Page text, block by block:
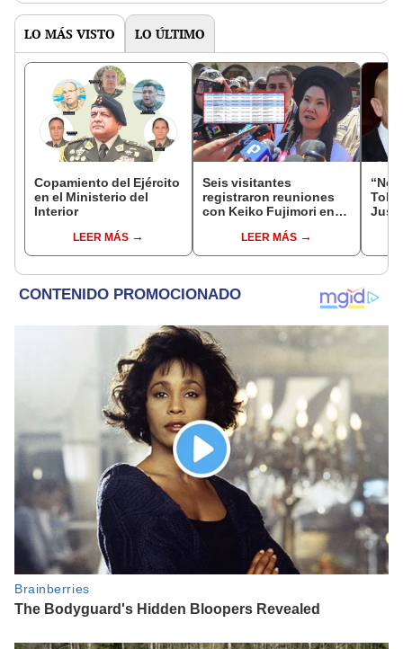
LO MÁS VISTO LO ÚLTIMO
Copamiento del Ejército
en el Ministerio del
Interior
LEER MÁS
Seis visitantes
registraron reuniones
con Keiko Fujimori en
presidenta se
encontraba en Junín
LEER MÁS
“No